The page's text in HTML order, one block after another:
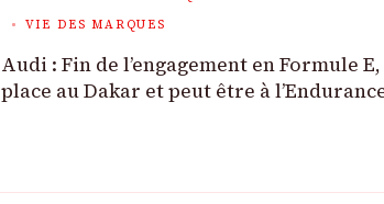
VIE DES MARQUES
Audi : Fin de l’engagement en Formule E,
place au Dakar et peut être à